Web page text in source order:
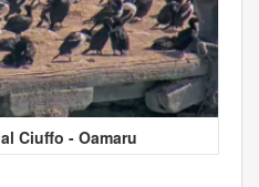
Ciuffo - Oamaru